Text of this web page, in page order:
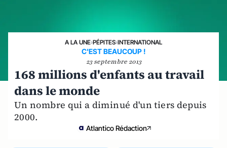
A LA UNE›PÉPITES›INTERNATIONAL
C'EST BEAUCOUP !
23 septembre 2013
168 millions d'enfants au travail
dans le monde
Un nombre qui a diminué d'un tiers depuis
2000.
Atlantico Rédaction